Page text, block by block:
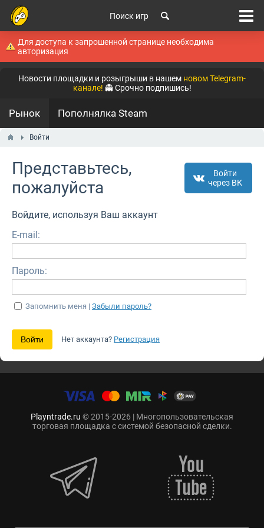
Поиск игр
Для доступа к запрошенной странице необходима
авторизация
Новости площадки и розыгрыши в нашем новом Telegram-
канале! 👻 Срочно подпишись!
Рынок Пополнялка Steam
Войти
Представьтесь,
пожалуйста
Войти
через ВК
Войдите, используя Ваш аккаунт
E-mail:
Пароль:
Запомнить меня | Забыли пароль?
Нет аккаунта? Регистрация
Playntrade.ru © 2015-2026 | Многопользовательская
торговая площадка с системой безопасной сделки.